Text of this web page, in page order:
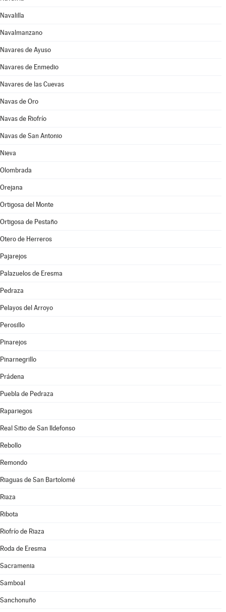
Navalilla
Navalmanzano
Navares de Ayuso
Navares de Enmedio
Navares de las Cuevas
Navas de Oro
Navas de Riofrío
Navas de San Antonio
Nieva
Olombrada
Orejana
Ortigosa del Monte
Ortigosa de Pestaño
Otero de Herreros
Pajarejos
Palazuelos de Eresma
Pedraza
Pelayos del Arroyo
Perosillo
Pinarejos
Pinarnegrillo
Prádena
Puebla de Pedraza
Rapariegos
Real Sitio de San Ildefonso
Rebollo
Remondo
Riaguas de San Bartolomé
Riaza
Ribota
Riofrío de Riaza
Roda de Eresma
Sacramenia
Samboal
Sanchonuño